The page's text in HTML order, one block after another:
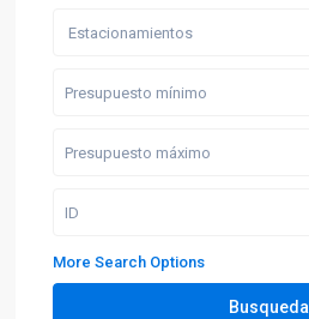
Estacionamientos
More Search Options
Busqueda